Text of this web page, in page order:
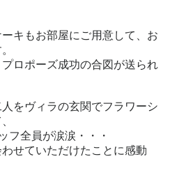
キもお部屋にご用意して、お
ロポーズ成功の合図が送られ
をヴィラの玄関でフラワーシ
フ全員が涙涙・・・
せていただけたことに感動